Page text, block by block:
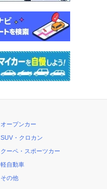
オープンカー
SUV・クロカン
クーペ・スポーツカー
軽自動車
その他